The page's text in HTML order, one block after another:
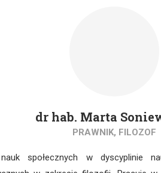
dr hab. Marta
PRAWNIK, FILOZOF
społecznych w dyscyplinie